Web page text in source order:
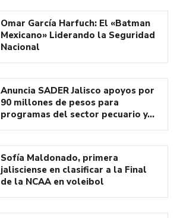
Omar García Harfuch: El «Batman
Mexicano» Liderando la Seguridad
Nacional
Anuncia SADER Jalisco apoyos por
90 millones de pesos para
programas del sector pecuario y…
Sofía Maldonado, primera
jalisciense en clasificar a la Final
de la NCAA en voleibol